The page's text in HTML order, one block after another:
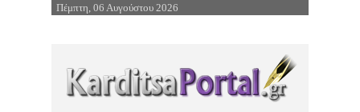
Επιστροφή στην Πλοήγηση
Πέμπτη, 06 Αυγούστου 2026